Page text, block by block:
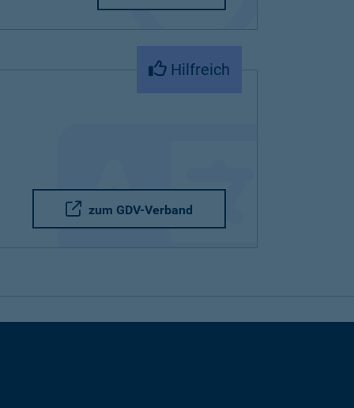
Hilfreich
zum GDV-Verband